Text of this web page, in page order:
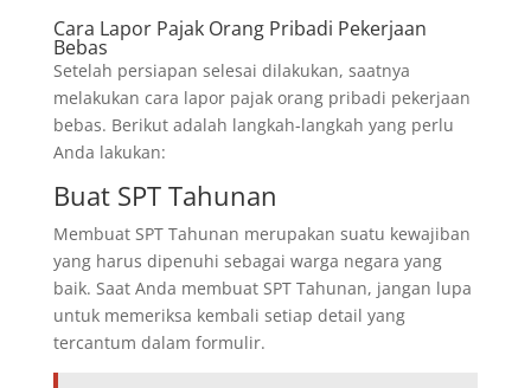
Cara Lapor Pajak Orang Pribadi Pekerjaan
Bebas
Setelah persiapan selesai dilakukan, saatnya
melakukan cara lapor pajak orang pribadi pekerjaan
bebas. Berikut adalah langkah-langkah yang perlu
Anda lakukan:
Buat SPT Tahunan
Membuat SPT Tahunan merupakan suatu kewajiban
yang harus dipenuhi sebagai warga negara yang
baik. Saat Anda membuat SPT Tahunan, jangan lupa
untuk memeriksa kembali setiap detail yang
tercantum dalam formulir.